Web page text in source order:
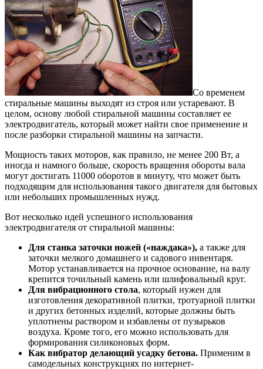
Со временем
стиральные машины выходят из строя или устаревают. В
целом, основу любой стиральной машины составляет ее
электродвигатель, который может найти свое применение и
после разборки стиральной машины на запчасти.
Мощность таких моторов, как правило, не менее 200 Вт, а
иногда и намного больше, скорость вращения обороты вала
могут достигать 11000 оборотов в минуту, что может быть
подходящим для использования такого двигателя для бытовых
или небольших промышленных нужд.
Вот несколько идей успешного использования
электродвигателя от стиральной машины:
Для станка заточки ножей («наждака»), а также для
заточки мелкого домашнего и садового инвентаря.
Мотор устанавливается на прочное основание, на валу
крепится точильный камень или шлифовальный круг.
Для вибрационного стола, который нужен для
изготовления декоративной плитки, тротуарной плитки
и других бетонных изделий, которые должны быть
уплотнены раствором и избавлены от пузырьков
воздуха. Кроме того, его можно использовать для
формирования силиконовых форм.
Как вибратор делающий усадку бетона. Применим в
самодельных конструкциях по интернет-